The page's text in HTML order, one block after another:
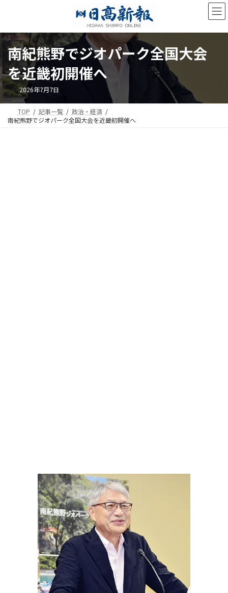
ン
ス
キ
ッ
プ
ー
ン
に
移
動
南紀熊野でジオパーク全国大会
を近畿初開催へ
2026年7月7日
TOP 記事一覧
政治・経済
南紀熊野でジオパーク全国大会を近畿初開催へ